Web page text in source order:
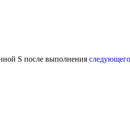
S после выполнения